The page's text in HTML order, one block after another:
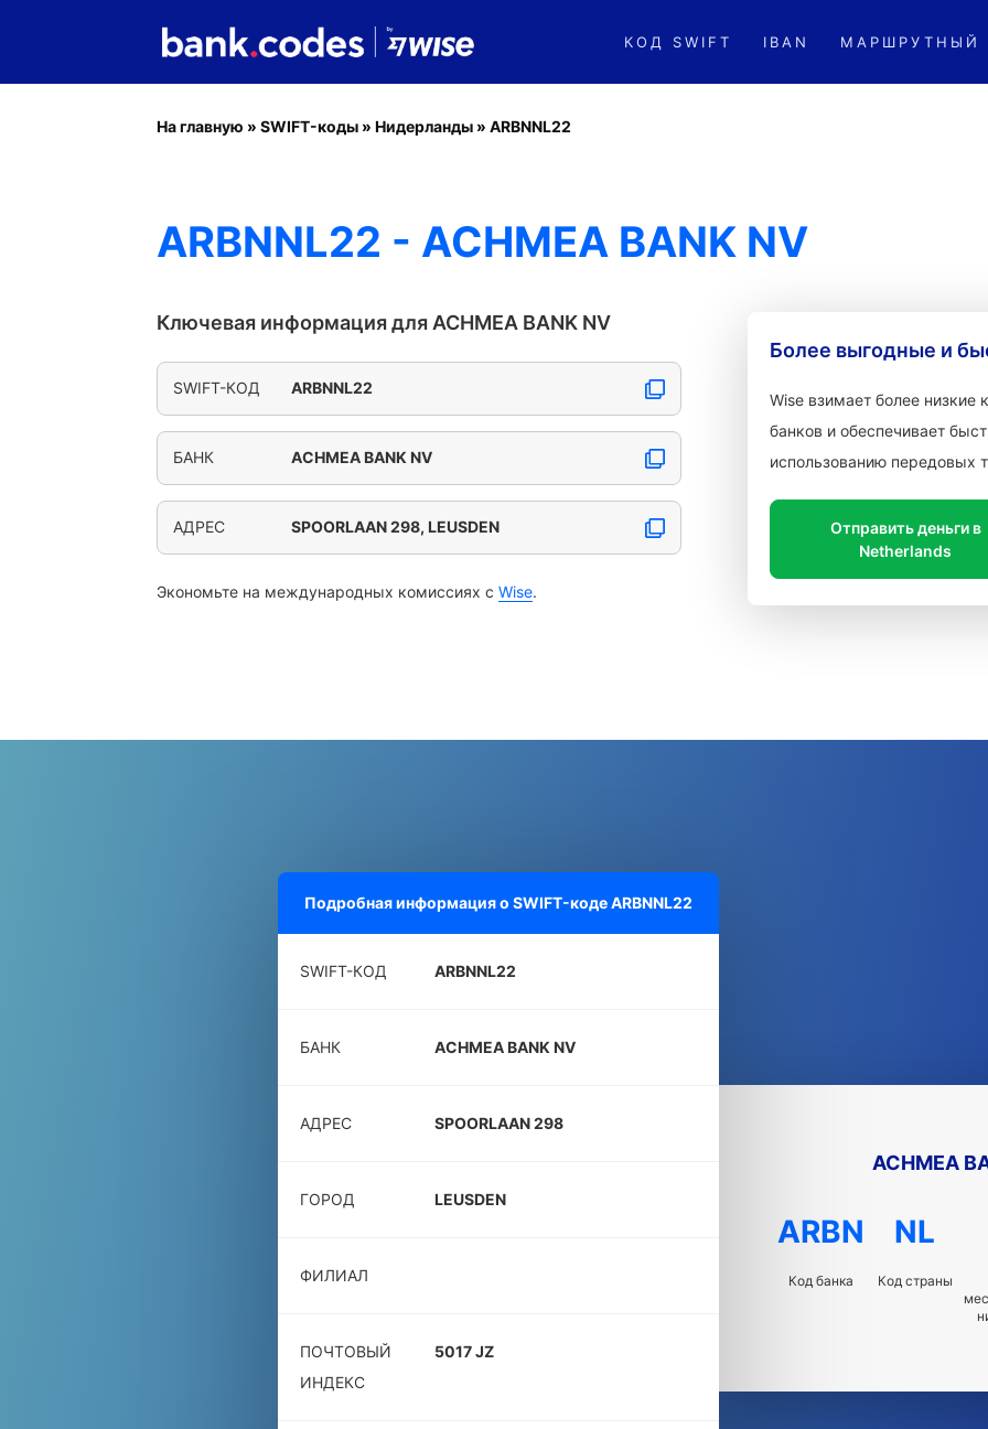
КОД SWIFT IBAN МАРШРУТНЫЙ
На главную » SWIFT-коды » Нидерланды » ARBNNL22
ARBNNL22 - ACHMEA BANK NV
Ключевая информация для ACHMEA BANK NV
SWIFT-КОД ARBNNL22
БАНК ACHMEA BANK NV
АДРЕС SPOORLAAN 298, LEUSDEN
Экономьте на международных комиссиях с Wise.
Более выгодные и
Wise взимает более
банков и обеспечивает
использованию передовых
Отправить деньги в
Netherlands
Подробная информация о SWIFT-кодеARBNNL22
SWIFT-КОД ARBNNL22
БАНК ACHMEA BANK NV
АДРЕС SPOORLAAN 298
ГОРОД LEUSDEN
ФИЛИАЛ
ПОЧТОВЫЙ
ИНДЕКС
5017 JZ
ACHMEA
ARBN
Код банка
NL
Код страны